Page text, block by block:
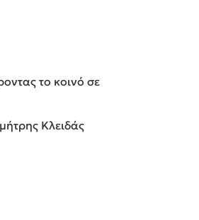
το κοινό σε
Κλειδάς